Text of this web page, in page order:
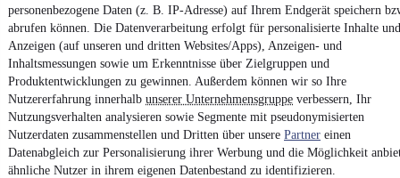
personenbezogene Daten (z. B. IP-Adresse) auf Ihrem Endgerät speichern
abrufen können. Die Datenverarbeitung erfolgt für personalisierte Inhalte und
Anzeigen (auf unseren und dritten Websites/Apps), Anzeigen- und
Inhaltsmessungen sowie um Erkenntnisse über Zielgruppen und
Produktentwicklungen zu gewinnen. Außerdem können wir so Ihre
Nutzererfahrung innerhalb unserer Unternehmensgruppe verbessern, Ihr
Nutzungsverhalten analysieren sowie Segmente mit pseudonymisierten
Nutzerdaten zusammenstellen und Dritten über unsere Partner einen
Datenabgleich zur Personalisierung ihrer Werbung und die Möglichkeit
ähnliche Nutzer in ihrem eigenen Datenbestand zu identifizieren.
Niesmann + Bischoff Flair 710I
Barversion und Hubbett
76.500 €
Finanzierung ab 812 € mtl.